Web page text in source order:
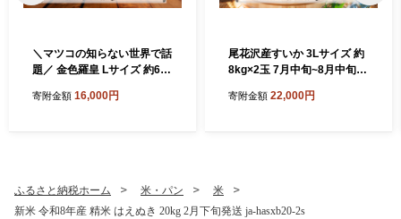
＼マツコの知らない世界で話
題／ 金色羅皇 Lサイズ 約6kg
送 令和8年産 2026年産 こん
寄附金額 16,000円
尾花沢産すいか 3Lサイズ 約
8kg×2玉 7月中旬~8月中旬頃
いか スイカ 西瓜 フルーツ 果
寄附金額 22,000円
ふるさと納税ホーム 米・パン
米
新米 令和8年産 精米 はえぬき 20kg 2月下旬発送 ja-hasxb20-2s